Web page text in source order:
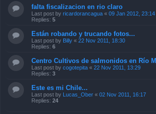
falta fiscalizacion en rio claro
Last post by ricardorancagua « 09 Jan 2012, 23:14
Replies: 5
Están robando y trucando fotos...
Last post by Billy « 22 Nov 2011, 18:30
Replies: 6
Centro Cultivos de salmonidos en Río
Last post by cogotepita « 22 Nov 2011, 13:29
Replies: 3
Este es mi Chile...
Last post by Lucas_Ober « 02 Nov 2011, 16:17
Replies: 24